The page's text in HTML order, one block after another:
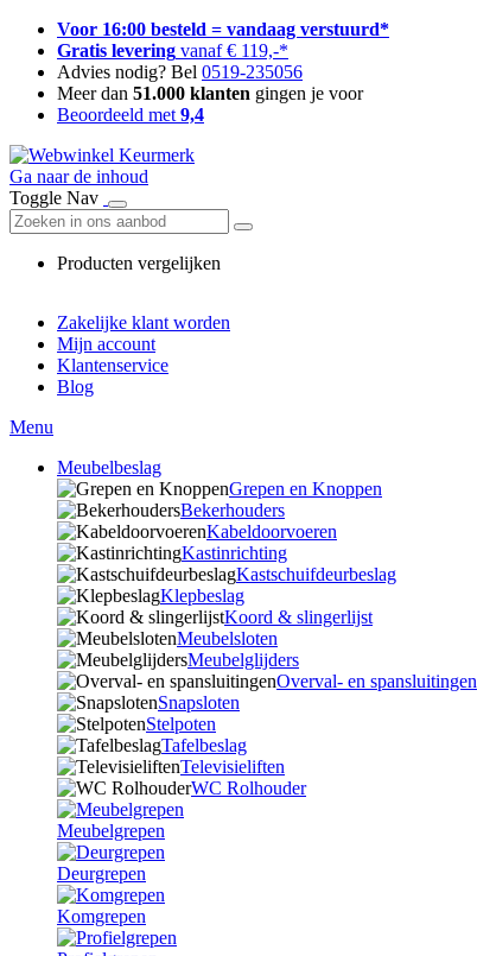
Voor 16:00 besteld = vandaag verstuurd*
Gratis levering vanaf € 119,-*
Advies nodig? Bel 0519-235056
Meer dan 51.000 klanten gingen je voor
Beoordeeld met 9,4
Ga naar de inhoud
Toggle Nav
Producten vergelijken
Zakelijke klant worden
Mijn account
Klantenservice
Blog
Menu
Meubelbeslag
Grepen en Knoppen
Bekerhouders
Kabeldoorvoeren
Kastinrichting
Kastschuifdeurbeslag
Klepbeslag
Koord & slingerlijst
Meubelsloten
Meubelglijders
Overval- en spansluitingen
Snapsloten
Stelpoten
Tafelbeslag
Televisieliften
WC Rolhouder
Meubelgrepen
Deurgrepen
Komgrepen